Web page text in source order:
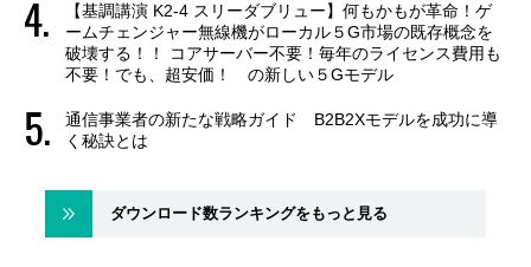
【基調講演 K2-4 スリーダブリュー】何もかもが革命！ゲ
ームチェンジャー無線機がローカル５G市場の既存概念を
破壊する！！ コアサーバー不要！毎年のライセンス費用も
不要！でも、超安価！ の新しい５Gモデル
通信事業者の新たな戦略ガイド B2B2Xモデルを成功に導
く秘訣とは
ダウンロード数ランキングをもっと見る